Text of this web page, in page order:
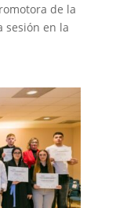
de la
sesión en la